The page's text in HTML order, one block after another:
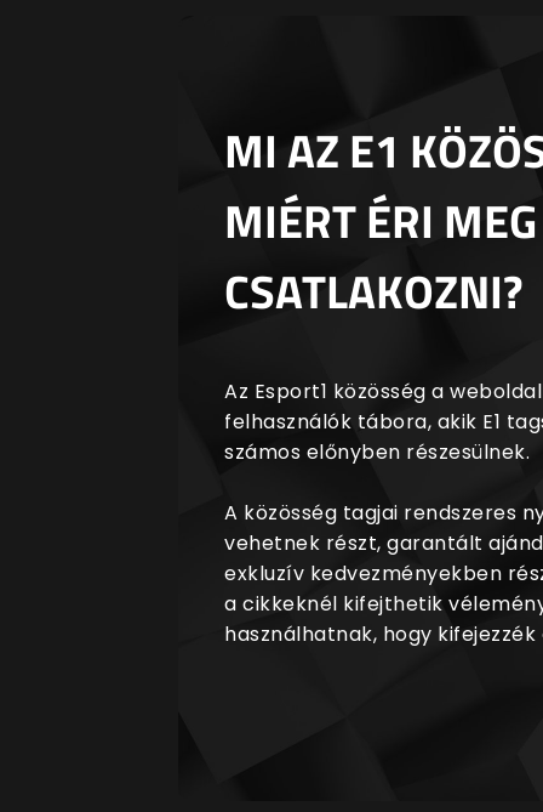
MI AZ E1
MIÉRT ÉRI MEG
CSATLAKOZNI?
Az Esport1 közösség a
felhasználók tábora, akik E1
számos előnyben részesülnek.
A közösség tagjai rendszeres
vehetnek részt, garantált
exkluzív kedvezményekben
a cikkeknél kifejthetik
használhatnak, hogy